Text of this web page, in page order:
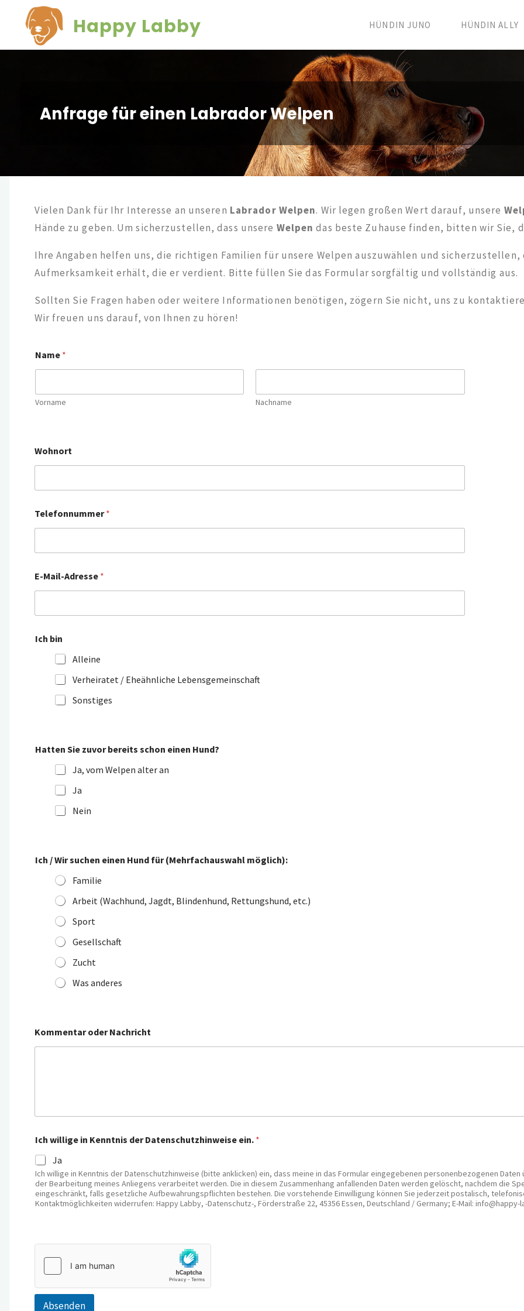
Inhalt
springen
Happy Labby HÜNDIN JUNO HÜNDIN ALLY
Anfrage für einen Labrador Welpen
Vielen Dank für Ihr Interesse an unseren Labrador Welpen. Wir legen großen Wert darauf, unsere
Hände zu geben. Um sicherzustellen, dass unsere Welpen das beste Zuhause finden, bitten wir Sie,
Ihre Angaben helfen uns, die richtigen Familien für unsere Welpen auszuwählen und
Aufmerksamkeit erhält, die er verdient. Bitte füllen Sie das Formular sorgfältig und vollständig aus.
Sollten Sie Fragen haben oder weitere Informationen benötigen, zögern Sie nicht, uns zu
Wir freuen uns darauf, von Ihnen zu hören!
Name *
Vorname Nachname
Wohnort
Telefonnummer*
E-Mail-Adresse *
Ich bin
Alleine
Verheiratet / Eheähnliche Lebensgemeinschaft
Sonstiges
Hatten Sie zuvor bereits schon einen Hund?
Ja, vom Welpen alter an
Ja
Nein
Ich / Wir suchen einen Hund für (Mehrfachauswahl möglich):
Familie
Arbeit (Wachhund, Jagdt, Blindenhund, Rettungshund, etc.)
Sport
Gesellschaft
Zucht
Was anderes
Kommentar oder Nachricht
Ich willige in Kenntnis der Datenschutzhinweise ein. *
Ja
Ich willige in Kenntnis der Datenschutzhinweise (bitte anklicken) ein, dass meine in das Formular eingegebenen personenbezogenen
der Bearbeitung meines Anliegens verarbeitet werden. Die in diesem Zusammenhang anfallenden Daten werden gelöscht, nachdem die
eingeschränkt, falls gesetzliche Aufbewahrungspflichten bestehen. Die vorstehende Einwilligung können Sie jederzeit postalisch,
Kontaktmöglichkeiten widerrufen: Happy Labby, -Datenschutz-, Förderstraße 22, 45356 Essen, Deutschland / Germany; E-Mail: info@happy-
Absenden